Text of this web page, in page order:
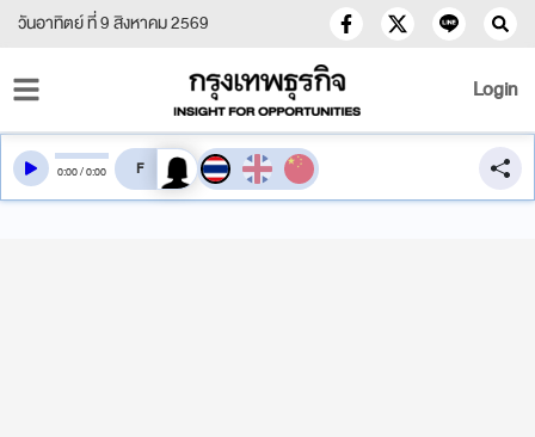
วันอาทิตย์ ที่ 9 สิงหาคม 2569
Login
0:00/0:00 สลับเสียงอ่าน